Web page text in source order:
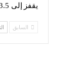
يقفز إلى 53.5 مليار دولار في 2025
السابق